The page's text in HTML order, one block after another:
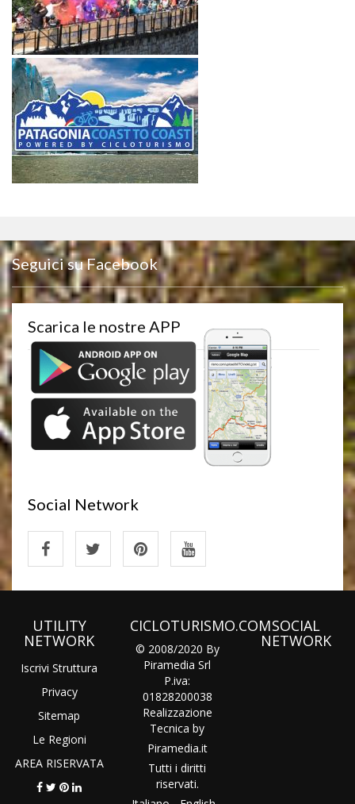
Seguici su Facebook
Scarica le nostre APP
Social Network
UTILITY
NETWORK
Iscrivi Struttura
Privacy
Sitemap
Le Regioni
AREA RISERVATA
CICLOTURISMO.COM
© 2008/2020 By
Piramedia Srl
P.iva:
01828200038
Realizzazione
Tecnica by
Piramedia.it
Tutti i diritti
riservati.
SOCIAL
NETWORK